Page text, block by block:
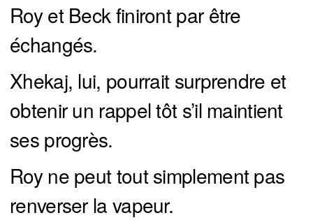
Roy et Beck finiront par être
échangés.
Xhekaj, lui, pourrait surprendre et
obtenir un rappel tôt s’il maintient
ses progrès.
Roy ne peut tout simplement pas
renverser la vapeur.